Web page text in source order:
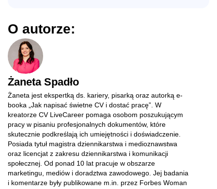
O autorze:
Żaneta Spadło
Żaneta jest ekspertką ds. kariery, pisarką oraz autorką e-
booka „Jak napisać świetne CV i dostać pracę”. W
kreatorze CV LiveCareer pomaga osobom poszukującym
pracy w pisaniu profesjonalnych dokumentów, które
skutecznie podkreślają ich umiejętności i doświadczenie.
Posiada tytuł magistra dziennikarstwa i medioznawstwa
oraz licencjat z zakresu dziennikarstwa i komunikacji
społecznej. Od ponad 10 lat pracuje w obszarze
marketingu, mediów i doradztwa zawodowego. Jej badania
i komentarze były publikowane m.in. przez Forbes Woman